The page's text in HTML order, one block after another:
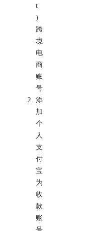
t
)
跨
境
电
商
账
号
添
加
个
人
支
付
宝
为
收
款
账